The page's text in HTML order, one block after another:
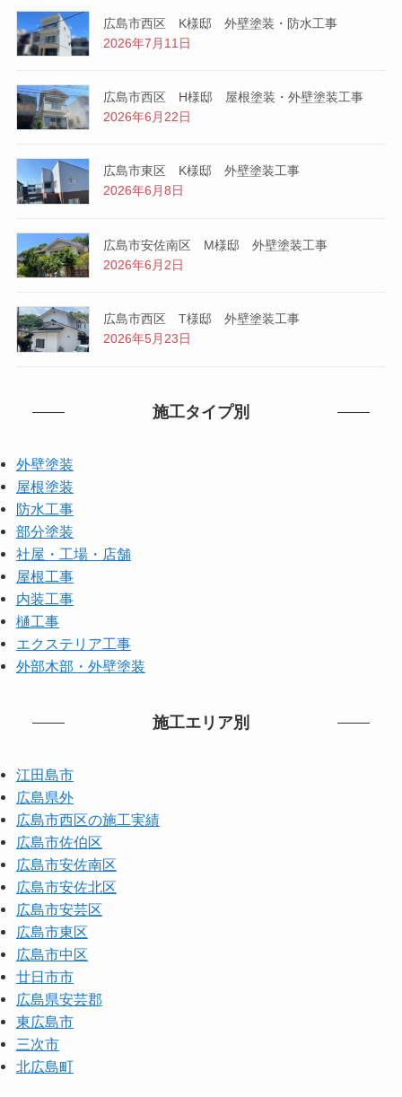
広島市西区 K様邸 外壁塗装・防水工事
2026年7月11日
広島市西区 H様邸 屋根塗装・外壁塗装工事
2026年6月22日
広島市東区 K様邸 外壁塗装工事
2026年6月8日
広島市安佐南区 M様邸 外壁塗装工事
2026年6月2日
広島市西区 T様邸 外壁塗装工事
2026年5月23日
施工タイプ別
外壁塗装
屋根塗装
防水工事
部分塗装
社屋・工場・店舗
屋根工事
内装工事
樋工事
エクステリア工事
外部木部・外壁塗装
施工エリア別
江田島市
広島県外
広島市西区の施工実績
広島市佐伯区
広島市安佐南区
広島市安佐北区
広島市安芸区
広島市東区
広島市中区
廿日市市
広島県安芸郡
東広島市
三次市
北広島町